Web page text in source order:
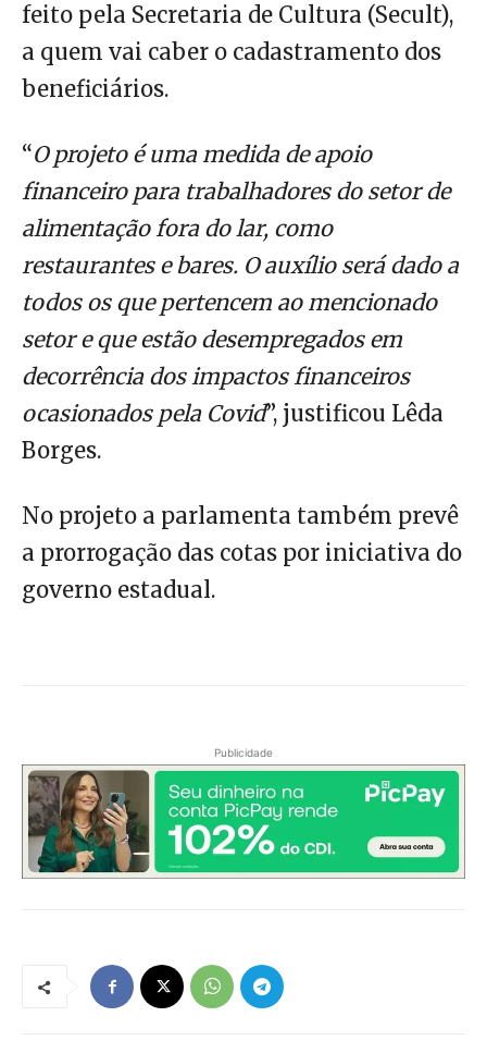
feito pela Secretaria de Cultura (Secult),
a quem vai caber o cadastramento dos
beneficiários.
“O projeto é uma medida de apoio
financeiro para trabalhadores do setor de
alimentação fora do lar, como
restaurantes e bares. O auxílio será dado a
todos os que pertencem ao mencionado
setor e que estão desempregados em
decorrência dos impactos financeiros
ocasionados pela Covid”, justificou Lêda
Borges.
No projeto a parlamenta também prevê
a prorrogação das cotas por iniciativa do
governo estadual.
Publicidade